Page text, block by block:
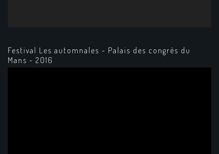
Festival Les automnales - Palais des congrès du
Mans - 2016